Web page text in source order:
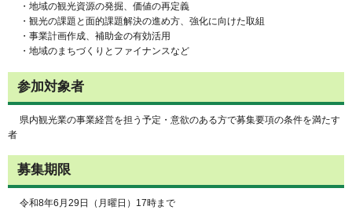
・地域の観光資源の発掘、価値の再定義
・観光の課題と面的課題解決の進め方、強化に向けた取組
・事業計画作成、補助金の有効活用
・地域のまちづくりとファイナンスなど
参加対象者
県内観光業の事業経営を担う予定・意欲のある方で募集要項の条件を満たす
者
募集期限
令和8年6月29日（月曜日）17時まで